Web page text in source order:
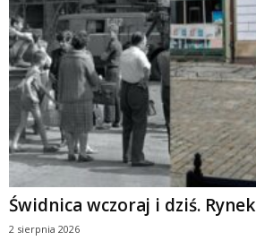
Świdnica wczoraj i dziś. Rynek
2 sierpnia 2026